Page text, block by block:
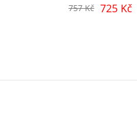
757 Kč 725 Kč